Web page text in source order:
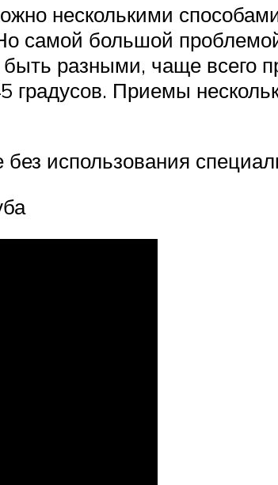
несколькими
самой большой
разными, чаще всего
градусов. Приемы
использования